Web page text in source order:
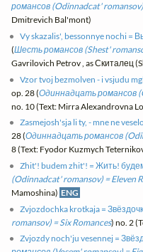
романсов (Odinnadcat' romansov)
Dmitrevich Bal'mont)
Vy skazalis', bessonnye nochi =
(Шесть романсов (Shest'
Gavrilovich Petrov , as Скиталец
Vzor tvoj bezmolven - i vsjudu
op. 28 (Одиннадцать романсов
no. 10 (Text: Mirra Alexandrovna
Zasmejosh'sja li ty, - mne ne
28 (Одиннадцать романсов
8 (Text: Fyodor Kuzmych
Zhit'! budem zhit'! = Жить!
(Odinnadcat' romansov) = Eleven
Mamoshina) ENG
Zvjozdochka krotkaja =
romansov) = Six Romances) no. 2
Zvjozdy noch'ju vesennej =